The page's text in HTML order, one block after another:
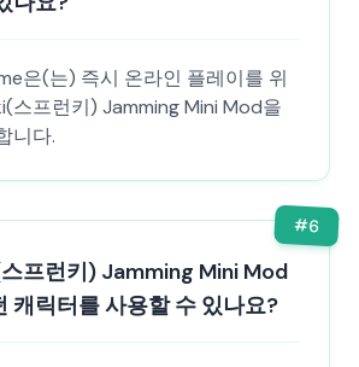
은(는) 즉시 온라인 플레이를 위
스프런키) Jamming Mini Mod을
니다.
#6
프런키) Jamming Mini Mod
캐릭터를 사용할 수 있나요?